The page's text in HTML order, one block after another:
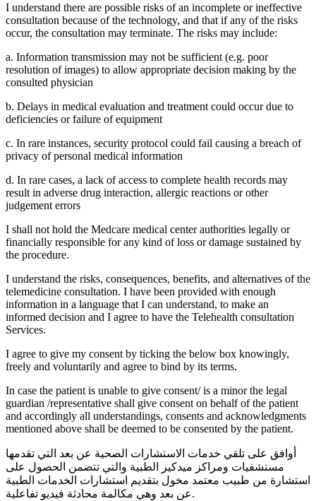
I understand there are possible risks of an incomplete or ineffective
consultation because of the technology, and that if any of the risks
occur, the consultation may terminate. The risks may include:
a. Information transmission may not be sufficient (e.g. poor
resolution of images) to allow appropriate decision making by the
consulted physician
b. Delays in medical evaluation and treatment could occur due to
deficiencies or failure of equipment
c. In rare instances, security protocol could fail causing a breach of
privacy of personal medical information
d. In rare cases, a lack of access to complete health records may
result in adverse drug interaction, allergic reactions or other
judgement errors
I shall not hold the Medcare medical center authorities legally or
financially responsible for any kind of loss or damage sustained by
the procedure.
I understand the risks, consequences, benefits, and alternatives of the
telemedicine consultation. I have been provided with enough
information in a language that I can understand, to make an
informed decision and I agree to have the Telehealth consultation
Services.
I agree to give my consent by ticking the below box knowingly,
freely and voluntarily and agree to bind by its terms.
In case the patient is unable to give consent/ is a minor the legal
guardian /representative shall give consent on behalf of the patient
and accordingly all understandings, consents and acknowledgments
mentioned above shall be deemed to be consented by the patient.
أوافق على تلقي خدمات الاستشارات الصحية عن بعد التي تقدمها
مستشفيات ومراكز ميدكير الطبية والتي تتضمن الحصول على
استشارة من طبيب معتمد مخول بتقديم استشارات الخدمات الطبية
عن بعد وهي مكالمة محادثة فيديو تفاعلية.